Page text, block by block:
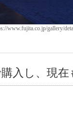
www.fujita.co.jp/gallery/
購入し、現